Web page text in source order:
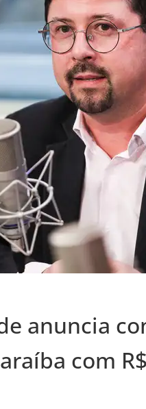
anuncia
com